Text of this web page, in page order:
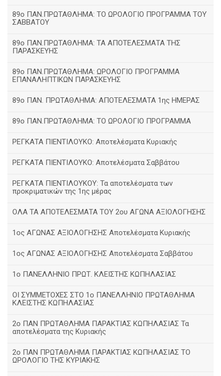
89ο ΠΑΝ.ΠΡΩΤΑΘΛΗΜΑ: ΤΟ ΩΡΟΛΟΓΙΟ ΠΡΟΓΡΑΜΜΑ ΤΟΥ
ΣΑΒΒΑΤΟΥ
89ο ΠΑΝ.ΠΡΩΤΑΘΛΗΜΑ: ΤΑ ΑΠΟΤΕΛΕΣΜΑΤΑ ΤΗΣ
ΠΑΡΑΣΚΕΥΗΣ
89ο ΠΑΝ.ΠΡΩΤΑΘΛΗΜΑ: ΩΡΟΛΟΓΙΟ ΠΡΟΓΡΑΜΜΑ
ΕΠΑΝΑΛΗΠΤΙΚΩΝ ΠΑΡΑΣΚΕΥΗΣ
89ο ΠΑΝ. ΠΡΩΤΑΘΛΗΜΑ: ΑΠΟΤΕΛΕΣΜΑΤΑ 1ης ΗΜΕΡΑΣ
89ο ΠΑΝ.ΠΡΩΤΑΘΛΗΜΑ: ΤΟ ΩΡΟΛΟΓΙΟ ΠΡΟΓΡΑΜΜΑ
ΡΕΓΚΑΤΑ ΠΙΕΝΤΙΛΟΥΚΟ: Αποτελέσματα Κυριακής
ΡΕΓΚΑΤΑ ΠΙΕΝΤΙΛΟΥΚΟ: Αποτελέσματα Σαββάτου
ΡΕΓΚΑΤΑ ΠΙΕΝΤΙΛΟΥΚΟΥ: Τα αποτελέσματα των
προκριματικών της 1ης μέρας
ΟΛΑ ΤΑ ΑΠΟΤΕΛΕΣΜΑΤΑ ΤΟΥ 2ου ΑΓΩΝΑ ΑΞΙΟΛΟΓΗΣΗΣ
1ος ΑΓΩΝΑΣ ΑΞΙΟΛΟΓΗΣΗΣ Αποτελέσματα Κυριακής
1ος ΑΓΩΝΑΣ ΑΞΙΟΛΟΓΗΣΗΣ Αποτελέσματα Σαββάτου
1ο ΠΑΝΕΛΛΗΝΙΟ ΠΡΩΤ. ΚΛΕΙΣΤΗΣ ΚΩΠΗΛΑΣΙΑΣ
ΟΙ ΣΥΜΜΕΤΟΧΕΣ ΣΤΟ 1ο ΠΑΝΕΛΛΗΝΙΟ ΠΡΩΤΑΘΛΗΜΑ
ΚΛΕΙΣΤΗΣ ΚΩΠΗΛΑΣΙΑΣ
2ο ΠΑΝ ΠΡΩΤΑΘΛΗΜΑ ΠΑΡΑΚΤΙΑΣ ΚΩΠΗΛΑΣΙΑΣ Τα
αποτελέσματα της Κυριακής
2ο ΠΑΝ ΠΡΩΤΑΘΛΗΜΑ ΠΑΡΑΚΤΙΑΣ ΚΩΠΗΛΑΣΙΑΣ ΤΟ
ΩΡΟΛΟΓΙΟ ΤΗΣ ΚΥΡΙΑΚΗΣ